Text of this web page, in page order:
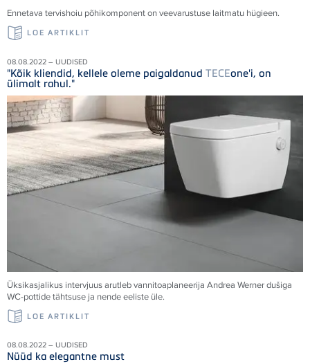
Ennetava tervishoiu põhikomponent on veevarustuse laitmatu hügieen.
LOE ARTIKLIT
08.08.2022 – UUDISED
"Kõik kliendid, kellele oleme paigaldanud TECEone'i, on
ülimalt rahul."
Üksikasjalikus intervjuus arutleb vannitoaplaneerija Andrea Werner dušiga
WC-pottide tähtsuse ja nende eeliste üle.
LOE ARTIKLIT
08.08.2022 – UUDISED
Nüüd ka elegantne must